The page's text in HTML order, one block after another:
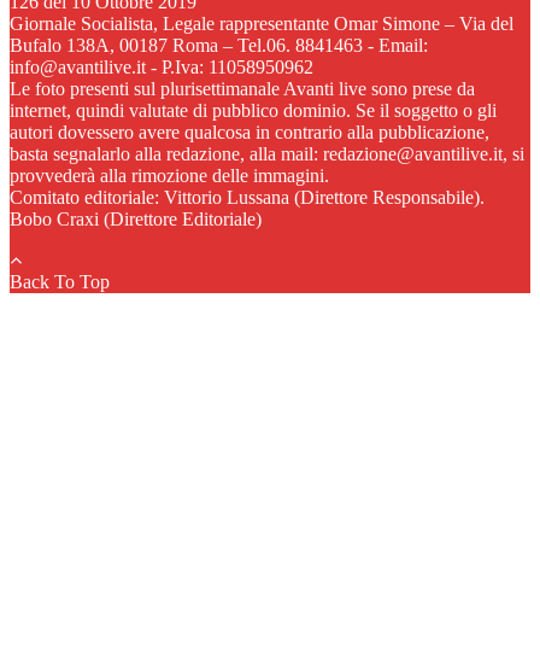
Giornale Socialista, Legale rappresentante Omar Simone – Via del
Bufalo 138A, 00187 Roma – Tel.06. 8841463 - Email:
info@avantilive.it - P.Iva: 11058950962
Le foto presenti sul plurisettimanale Avanti live sono prese da
internet, quindi valutate di pubblico dominio. Se il soggetto o gli
autori dovessero avere qualcosa in contrario alla pubblicazione,
basta segnalarlo alla redazione, alla mail: redazione@avantilive.it, si
provvederà alla rimozione delle immagini.
Comitato editoriale: Vittorio Lussana (Direttore Responsabile).
Bobo Craxi (Direttore Editoriale)
Back To Top